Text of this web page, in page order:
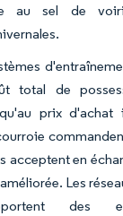
au sel de
total de
prix d'achat
acceptent en
Les
des